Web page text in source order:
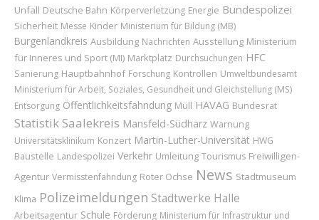
Unfall Deutsche Bahn Körperverletzung Energie Bundespolizei
Sicherheit Messe Kinder Ministerium für Bildung (MB)
Burgenlandkreis Ausbildung Nachrichten Ausstellung Ministerium
für Inneres und Sport (MI) Marktplatz Durchsuchungen HFC
Sanierung Hauptbahnhof Forschung Kontrollen Umweltbundesamt
Ministerium für Arbeit, Soziales, Gesundheit und Gleichstellung (MS)
Entsorgung Öffentlichkeitsfahndung Müll HAVAG Bundesrat
Statistik Saalekreis Mansfeld-Südharz Warnung
Universitätsklinikum Konzert Martin-Luther-Universität HWG
Baustelle Landespolizei Verkehr Umleitung Tourismus Freiwilligen-
Agentur Vermisstenfahndung Roter Ochse News Stadtmuseum
Klima Polizeimeldungen Stadtwerke Halle
Arbeitsagentur Schule Förderung Ministerium für Infrastruktur und